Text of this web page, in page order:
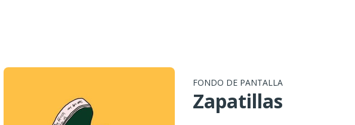
FONDO DE PANTALLA
Zapatillas